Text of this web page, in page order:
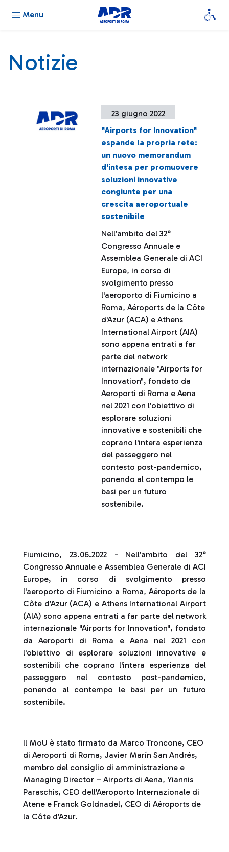
Menu
Notizie
23 giugno 2022
"Airports for Innovation"
espande la propria rete:
un nuovo memorandum
d'intesa per promuovere
soluzioni innovative
congiunte per una
crescita aeroportuale
sostenibile
Nell'ambito del 32°
Congresso Annuale e
Assemblea Generale di ACI
Europe, in corso di
svolgimento presso
l'aeroporto di Fiumicino a
Roma, Aéroports de la Côte
d'Azur (ACA) e Athens
International Airport (AIA)
sono appena entrati a far
parte del network
internazionale "Airports for
Innovation", fondato da
Aeroporti di Roma e Aena
nel 2021 con l'obiettivo di
esplorare soluzioni
innovative e sostenibili che
coprano l'intera esperienza
del passeggero nel
contesto post-pandemico,
ponendo al contempo le
basi per un futuro
sostenibile.
Fiumicino, 23.06.2022 - Nell'ambito del 32°
Congresso Annuale e Assemblea Generale di ACI
Europe, in corso di svolgimento presso
l'aeroporto di Fiumicino a Roma, Aéroports de la
Côte d'Azur (ACA) e Athens International Airport
(AIA) sono appena entrati a far parte del network
internazionale "Airports for Innovation", fondato
da Aeroporti di Roma e Aena nel 2021 con
l'obiettivo di esplorare soluzioni innovative e
sostenibili che coprano l'intera esperienza del
passeggero nel contesto post-pandemico,
ponendo al contempo le basi per un futuro
sostenibile.
Il MoU è stato firmato da Marco Troncone, CEO
di Aeroporti di Roma, Javier Marín San Andrés,
membro del consiglio di amministrazione e
Managing Director – Airports di Aena, Yiannis
Paraschis, CEO dell'Aeroporto Internazionale di
Atene e Franck Goldnadel, CEO di Aéroports de
la Côte d'Azur.